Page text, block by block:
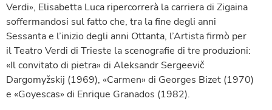
Verdi», Elisabetta Luca ripercorrerà la carriera di Zigaina
soffermandosi sul fatto che, tra la fine degli anni
Sessanta e l’inizio degli anni Ottanta, l’Artista firmò per
il Teatro Verdi di Trieste la scenografie di tre produzioni:
«Il convitato di pietra» di Aleksandr Sergeevič
Dargomyžskij (1969), «Carmen» di Georges Bizet (1970)
e «Goyescas» di Enrique Granados (1982).